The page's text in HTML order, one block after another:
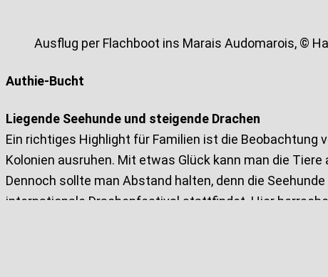
Ausflug per Flachboot ins Marais Audomarois, ©
Authie-Bucht
Liegende Seehunde und steigende Drachen
Ein richtiges Highlight für Familien ist die Beobachtung
Kolonien ausruhen. Mit etwas Glück kann man die
Dennoch sollte man Abstand halten, denn die
internationale Drachenfestival stattfindet. Hier